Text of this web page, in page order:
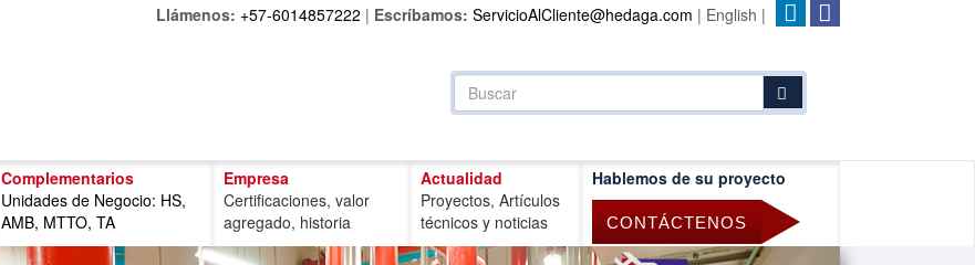
Llámenos: +57-6014857222 | Escríbamos: ServicioAlCliente@hedaga.com | English |
Complementarios
Unidades de Negocio: HS,
AMB, MTTO, TA
Empresa
Certificaciones, valor
agregado, historia
Actualidad
Proyectos, Artículos
técnicos y noticias
Hablemos de su proyecto
CONTÁCTENOS